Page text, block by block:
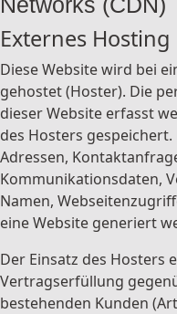
Externes Hosting
Diese Website wird bei
gehostet (Hoster). Die
dieser Website erfasst
des Hosters gespeichert.
Adressen,
Kommunikationsdaten,
Namen,
eine Website generiert
Der Einsatz des Hosters
Vertragserfüllung
bestehenden Kunden